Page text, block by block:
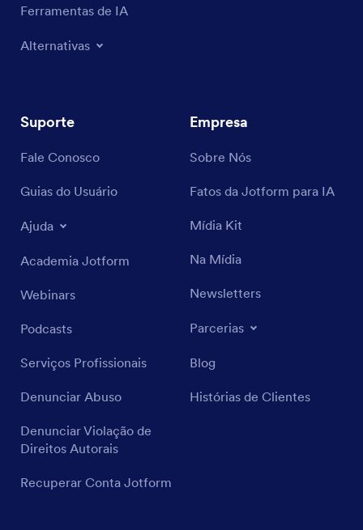
Ferramentas de IA
Alternativas
Suporte
Fale Conosco
Guias do Usuário
Ajuda
Academia Jotform
Webinars
Podcasts
Serviços Profissionais
Denunciar Abuso
Denunciar Violação de
Direitos Autorais
Recuperar Conta Jotform
Empresa
Sobre Nós
Fatos da Jotform para IA
Mídia Kit
Na Mídia
Newsletters
Parcerias
Blog
Histórias de Clientes